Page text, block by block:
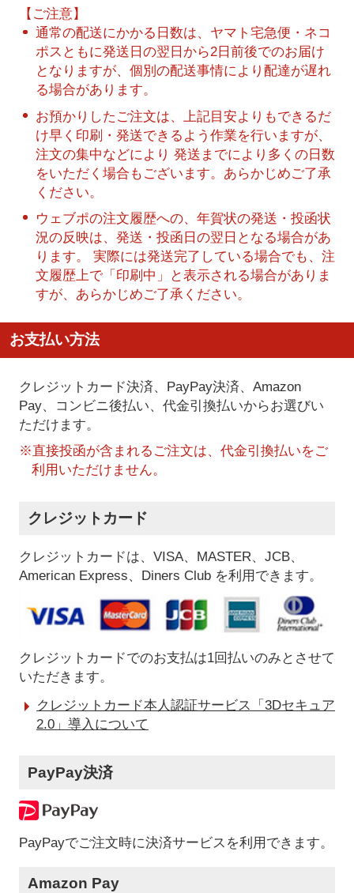
【ご注意】
通常の配送にかかる日数は、ヤマト宅急便・ネコ
ポスともに発送日の翌日から2日前後でのお届け
となりますが、個別の配送事情により配達が遅れ
る場合があります。
お預かりしたご注文は、上記目安よりもできるだ
け早く印刷・発送できるよう作業を行いますが、
注文の集中などにより 発送までにより多くの日数
をいただく場合もございます。あらかじめご了承
ください。
ウェブポの注文履歴への、年賀状の発送・投函状
況の反映は、発送・投函日の翌日となる場合があ
ります。 実際には発送完了している場合でも、注
文履歴上で「印刷中」と表示される場合がありま
すが、あらかじめご了承ください。
お支払い方法
クレジットカード決済、PayPay決済、Amazon
Pay、コンビニ後払い、代金引換払いからお選びい
ただけます。
※直接投函が含まれるご注文は、代金引換払いをご
利用いただけません。
クレジットカード
クレジットカードは、VISA、MASTER、JCB、
American Express、Diners Club を利用できます。
クレジットカードでのお支払は1回払いのみとさせて
いただきます。
クレジットカード本人認証サービス「3Dセキュア
2.0」導入について
PayPay決済
PayPayでご注文時に決済サービスを利用できます。
Amazon Pay